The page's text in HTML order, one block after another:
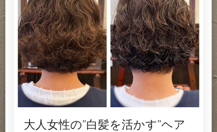
大人女性の”白髪を活かす”ヘア